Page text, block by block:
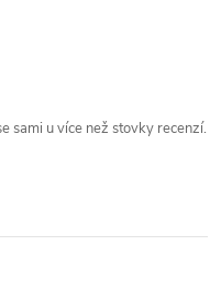
sami u více než stovky recenzí.